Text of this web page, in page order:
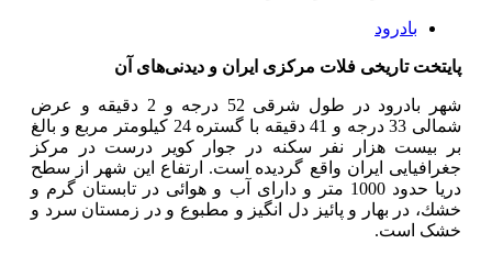
بادرود
پایتخت تاریخی فلات مركزی ایران و دیدنی‌های آن
شهر بادرود در طول شرقی 52 درجه و 2 دقیقه و عرض
شمالی 33 درجه و 41 دقیقه با گستره 24 كیلومتر مربع و بالغ
بر بیست هزار نفر سكنه در جوار كویر درست در مركز
جغرافیایی ایران واقع گردیده است. ارتفاع این شهر از سطح
دریا حدود 1000 متر و دارای آب و هوائی در تابستان گرم و
خشك، در بهار و پائیز دل انگیز و مطبوع و در زمستان سرد و
خشک است.